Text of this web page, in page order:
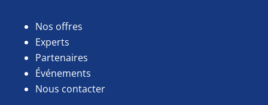
Nos offres
Experts
Partenaires
Événements
Nous contacter